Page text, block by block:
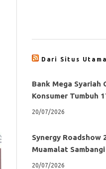
Dari Situs Utama
Bank Mega Syariah
Konsumer Tumbuh
20/07/2026
Synergy Roadshow
Muamalat
20/07/2026